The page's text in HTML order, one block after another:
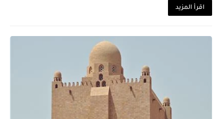
اقرأ المزيد